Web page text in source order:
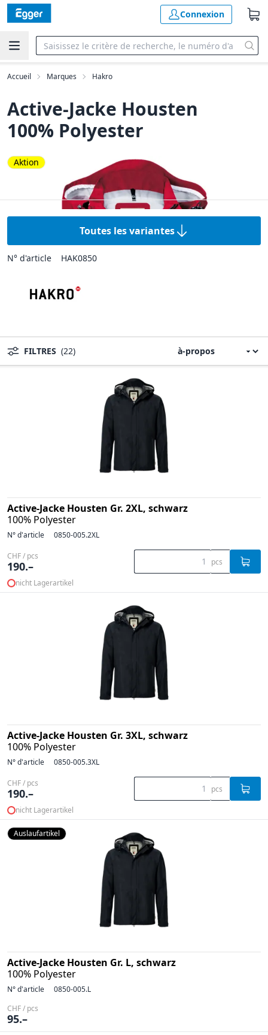
Connexion
Accueil Marques Hakro
Active-Jacke Housten
100% Polyester
Aktion
Toutes les variantes
N° d'article HAK0850
FILTRES (22)
Active-Jacke Housten Gr. 2XL, schwarz
100% Polyester
N° d'article 0850-005.2XL
CHF / pcs
190.– pcs
nicht Lagerartikel
Active-Jacke Housten Gr. 3XL, schwarz
100% Polyester
N° d'article 0850-005.3XL
CHF / pcs
190.– pcs
nicht Lagerartikel
Auslaufartikel
Active-Jacke Housten Gr. L, schwarz
100% Polyester
N° d'article
0850-005.L
CHF / pcs
95.–